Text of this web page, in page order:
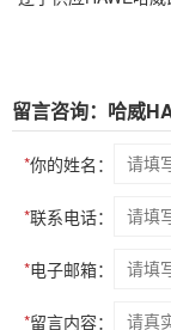
留言咨询：哈威
*你的姓名：
*联系电话：
*电子邮箱：
*留言内容：